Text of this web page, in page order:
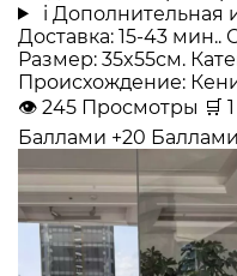
i Дополнительная
Доставка: 15-43 мин..
Размер: 35x55см.
Происхождение:
👁 245 Просмотры 🛒 1
Баллами +20 Баллами